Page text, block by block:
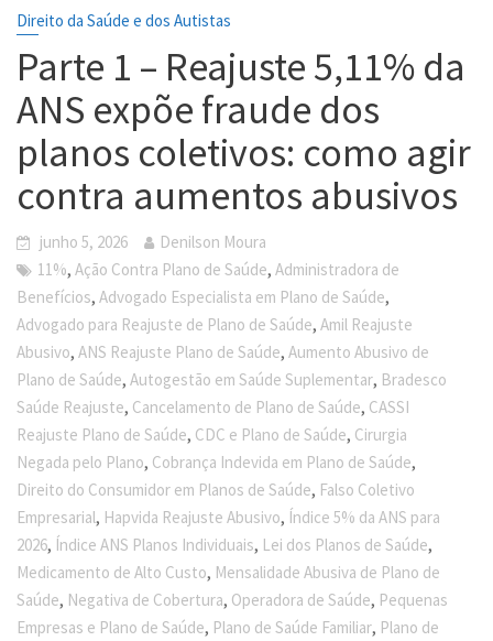
Direito da Saúde e dos Autistas
Parte 1 – Reajuste 5,11% da
ANS expõe fraude dos
planos coletivos: como agir
contra aumentos abusivos
junho 5, 2026
Denilson Moura
11%, Ação Contra Plano de Saúde, Administradora de
Benefícios, Advogado Especialista em Plano de Saúde,
Advogado para Reajuste de Plano de Saúde, Amil Reajuste
Abusivo, ANS Reajuste Plano de Saúde, Aumento Abusivo de
Plano de Saúde, Autogestão em Saúde Suplementar, Bradesco
Saúde Reajuste, Cancelamento de Plano de Saúde, CASSI
Reajuste Plano de Saúde, CDC e Plano de Saúde, Cirurgia
Negada pelo Plano, Cobrança Indevida em Plano de Saúde,
Direito do Consumidor em Planos de Saúde, Falso Coletivo
Empresarial, Hapvida Reajuste Abusivo, Índice 5% da ANS para
2026, Índice ANS Planos Individuais, Lei dos Planos de Saúde,
Medicamento de Alto Custo, Mensalidade Abusiva de Plano de
Saúde, Negativa de Cobertura, Operadora de Saúde, Pequenas
Empresas e Plano de Saúde, Plano de Saúde Familiar, Plano de